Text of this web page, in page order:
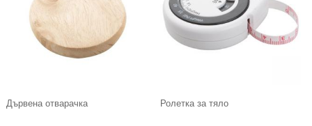
Дървена отварачка Ролетка за тяло